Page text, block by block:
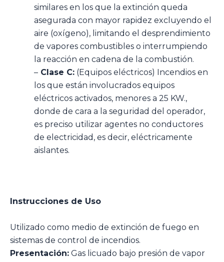
similares en los que la extinción queda
asegurada con mayor rapidez excluyendo el
aire (oxígeno), limitando el desprendimiento
de vapores combustibles o interrumpiendo
la reacción en cadena de la combustión.
– Clase C: (Equipos eléctricos) Incendios en
los que están involucrados equipos
eléctricos activados, menores a 25 KW.,
donde de cara a la seguridad del operador,
es preciso utilizar agentes no conductores
de electricidad, es decir, eléctricamente
aislantes.
Instrucciones de Uso
Utilizado como medio de extinción de fuego en
sistemas de control de incendios.
Presentación: Gas licuado bajo presión de vapor